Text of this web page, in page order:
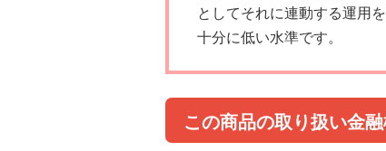
としてそれに連動する運用
十分に低い水準です。
この商品の取り扱い金